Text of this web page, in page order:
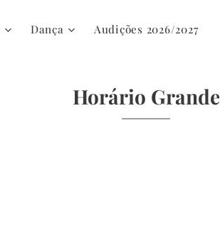
Dança Audições 2026/2027
Horário Grande